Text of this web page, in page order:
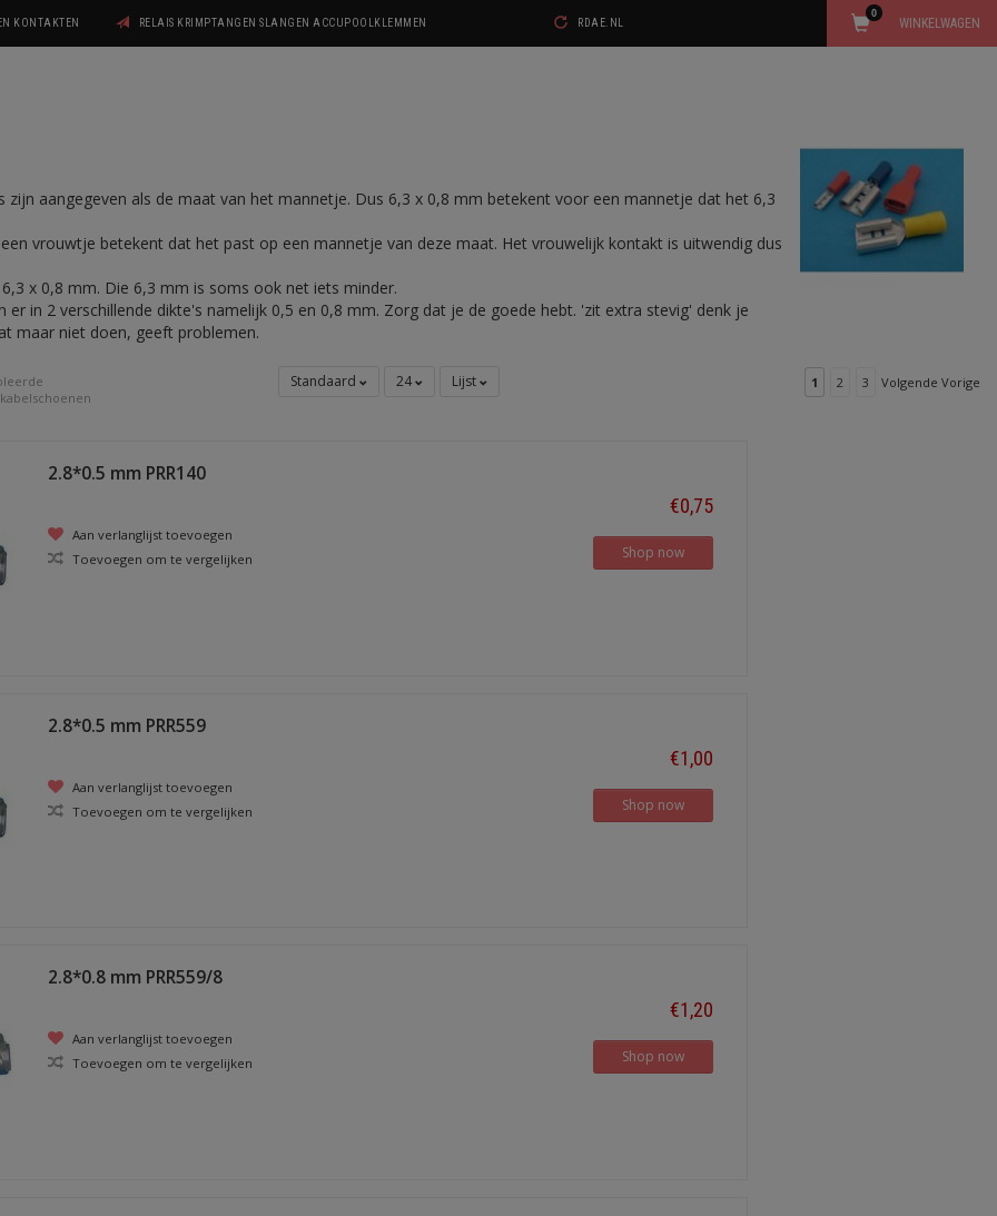
KONTAKTEN RELAIS KRIMPTANGEN SLANGEN ACCUPOOLKLEMMEN RDAE.NL WINKELWAGEN
0
zijn aangegeven als de maat van het mannetje. Dus 6,3 x 0,8 mm betekent voor een mannetje dat het 6,3
vrouwtje betekent dat het past op een mannetje van deze maat. Het vrouwelijk kontakt is uitwendig dus
x 0,8 mm. Die 6,3 mm is soms ook net iets minder.
er in 2 verschillende dikte's namelijk 0,5 en 0,8 mm. Zorg dat je de goede hebt. 'zit extra stevig' denk je
maar niet doen, geeft problemen.
Standaard 24 Lijst 1 2 3 Volgende Vorige
2.8*0.5 mm PRR140
Aan verlanglijst toevoegen
Toevoegen om te vergelijken
€0,75
Shop now
2.8*0.5 mm PRR559
Aan verlanglijst toevoegen
Toevoegen om te vergelijken
€1,00
Shop now
2.8*0.8 mm PRR559/8
Aan verlanglijst toevoegen
Toevoegen om te vergelijken
€1,20
Shop now